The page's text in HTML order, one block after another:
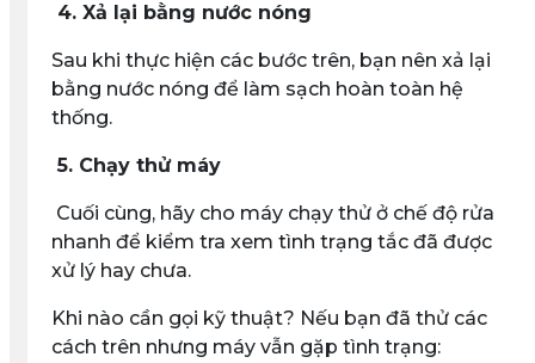
4. Xả lại bằng nước nóng
Sau khi thực hiện các bước trên, bạn nên xả lại
bằng nước nóng để làm sạch hoàn toàn hệ
thống.
5. Chạy thử máy
Cuối cùng, hãy cho máy chạy thử ở chế độ rửa
nhanh để kiểm tra xem tình trạng tắc đã được
xử lý hay chưa.
Khi nào cần gọi kỹ thuật? Nếu bạn đã thử các
cách trên nhưng máy vẫn gặp tình trạng: